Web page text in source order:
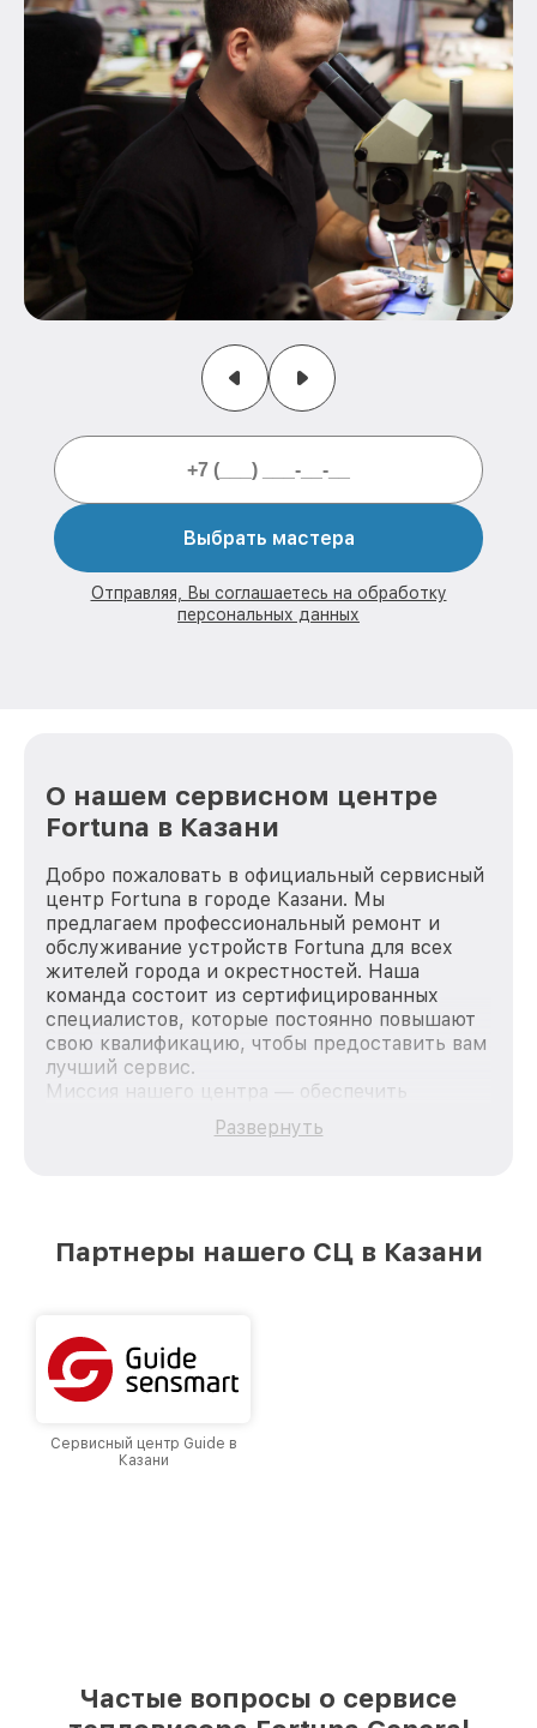
Выбрать мастера
Отправляя, Вы соглашаетесь на обработку
персональных данных
О нашем сервисном центре
Fortuna в Казани
Добро пожаловать в официальный сервисный
центр Fortuna в городе Казани. Мы
предлагаем профессиональный ремонт и
обслуживание устройств Fortuna для всех
жителей города и окрестностей. Наша
команда состоит из сертифицированных
специалистов, которые постоянно повышают
свою квалификацию, чтобы предоставить вам
лучший сервис.
Миссия нашего центра — обеспечить
качественный и доступный ремонт для
каждого пользователя продукции Fortuna, вне
лучшим сервисным центром Fortuna в городе
Развернуть
Партнеры нашего СЦ в Казани
Сервисный центр Guide в
Казани
Частые вопросы о сервисе